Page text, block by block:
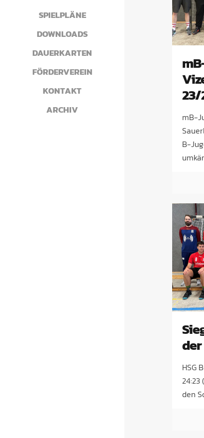
SPIELPLÄNE
DOWNLOADS
DAUERKARTEN
FÖRDERVEREIN
KONTAKT
ARCHIV
23/
mB-
B-
HSG
24:23
den